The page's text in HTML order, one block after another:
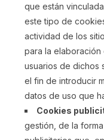
que están
este tipo de
actividad de los
para la
usuarios de dichos
el fin de introducir
datos de uso que
Cookies
gestión, de la